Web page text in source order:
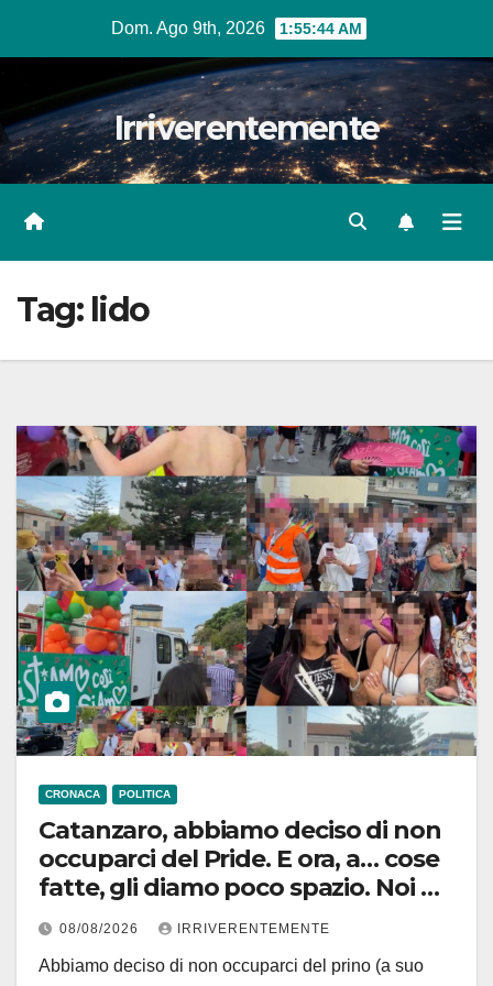
Dom. Ago 9th, 2026 1:55:47 AM
Irriverentemente
Tag: lido
CRONACA POLITICA
Catanzaro, abbiamo deciso di non
occuparci del Pride. E ora, a… cose
fatte, gli diamo poco spazio. Noi di
destra, però fautori di tutte le
libertà. Molti, sui social in
particolare, lo hanno definito
08/08/2026 IRRIVERENTEMENTE
Abbiamo deciso di non occuparci del prino (a suo